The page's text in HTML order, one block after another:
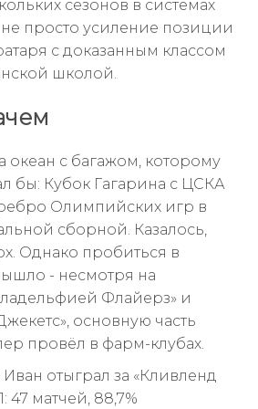
сезонов в системах
просто усиление позиции
с доказанным классом
школой.
океан с багажом, которому
бы: Кубок Гагарина с ЦСКА
Олимпийских игр в
сборной. Казалось,
Однако пробиться в
- несмотря на
Флайерз» и
основную часть
провёл в фарм-клубах.
отыграл за «Кливленд
47 матчей, 88,7%